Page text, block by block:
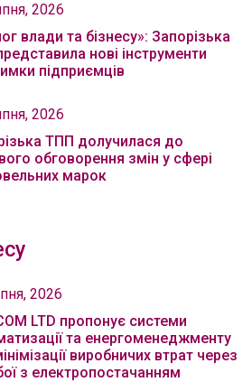
2026
влади та бізнесу»: Запорізька
нові інструменти
підприємців
2026
ТПП долучилася до
обговорення змін у сфері
марок
2026
LTD пропонує системи
та енергоменеджменту
виробничих втрат через
з електропостачанням